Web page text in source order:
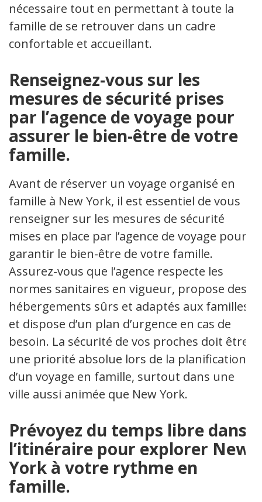
nécessaire tout en permettant à toute la
famille de se retrouver dans un cadre
confortable et accueillant.
Renseignez-vous sur les
mesures de sécurité prises
par l’agence de voyage pour
assurer le bien-être de votre
famille.
Avant de réserver un voyage organisé en
famille à New York, il est essentiel de vous
renseigner sur les mesures de sécurité
mises en place par l’agence de voyage pour
garantir le bien-être de votre famille.
Assurez-vous que l’agence respecte les
normes sanitaires en vigueur, propose des
hébergements sûrs et adaptés aux familles,
et dispose d’un plan d’urgence en cas de
besoin. La sécurité de vos proches doit être
une priorité absolue lors de la planification
d’un voyage en famille, surtout dans une
ville aussi animée que New York.
Prévoyez du temps libre dans
l’itinéraire pour explorer New
York à votre rythme en
famille.